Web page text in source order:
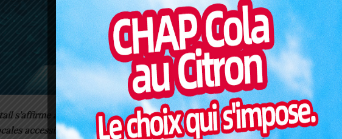
s’affirme aujourd’hui comme l’un des symboles de la montée en puissance des
accessibles au Togo. Derrière cette boisson gazeuse sans alcool se trouve